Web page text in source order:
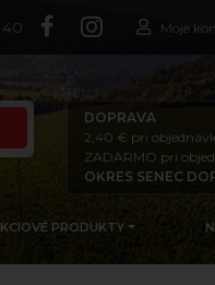
Moje
DOPRAVA
2,40 € pri
ZADARMO pri
OKRES SENEC
PRODUKTY